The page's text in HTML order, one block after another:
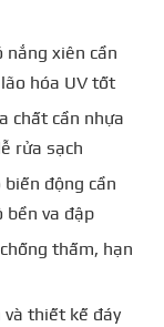
nắng xiên cần
hóa UV tốt
chất cần nhựa
rửa sạch
động cần
bền va đập
thấm, hạn
và thiết kế đáy